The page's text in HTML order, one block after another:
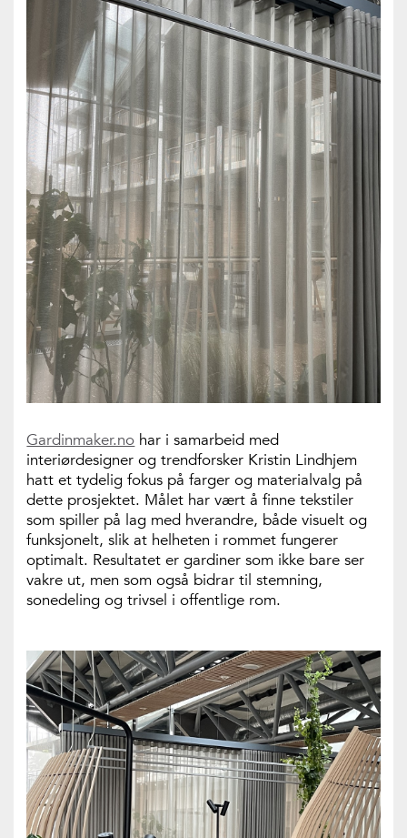
Gardinmaker.no har i samarbeid med
interiørdesigner og trendforsker Kristin Lindhjem
hatt et tydelig fokus på farger og materialvalg på
dette prosjektet. Målet har vært å finne tekstiler
som spiller på lag med hverandre, både visuelt og
funksjonelt, slik at helheten i rommet fungerer
optimalt. Resultatet er gardiner som ikke bare ser
vakre ut, men som også bidrar til stemning,
sonedeling og trivsel i offentlige rom.